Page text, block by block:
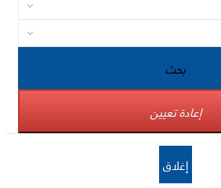
بحث
إعادة تعيين
إغلاق